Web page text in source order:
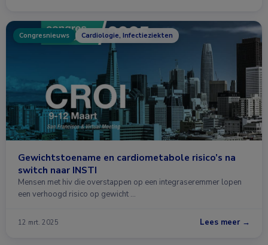
Congresnieuws Cardiologie, Infectieziekten
Gewichtstoename en cardiometabole risico’s na
switch naar INSTI
Mensen met hiv die overstappen op een integraseremmer lopen
een verhoogd risico op gewicht …
12 mrt. 2025 Lees meer →